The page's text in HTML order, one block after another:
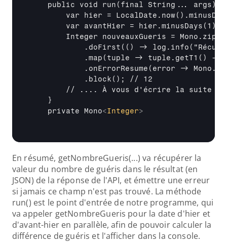
    public void run(final String... args) {
var hier =
        var avantHier = hier.minusDays(1);
Integer nouveauxGueris =
.doFirst(() ->
.map(tuple -> tuple.getT1() -
.onErrorResume(error ->
            .block(); // 12
// .... À vous d'écrire la suite
    }
    private Mono
<Integer>
En résumé, getNombreGueris(...) va récupérer la
valeur du nombre de guéris dans le résultat (en
JSON) de la réponse de l'API, et émettre une erreur
si jamais ce champ n'est pas trouvé. La méthode
run() est le point d'entrée de notre programme, qui
va appeler getNombreGueris pour la date d'hier et
d'avant-hier en parallèle, afin de pouvoir calculer la
différence de guéris et l'afficher dans la console.